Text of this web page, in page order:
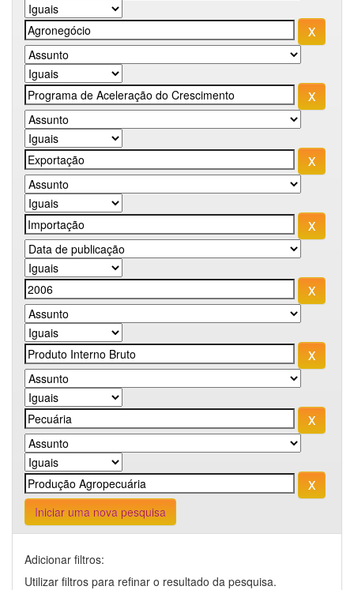
Iniciar uma nova pesquisa
Adicionar filtros:
Utilizar filtros para refinar o resultado da pesquisa.